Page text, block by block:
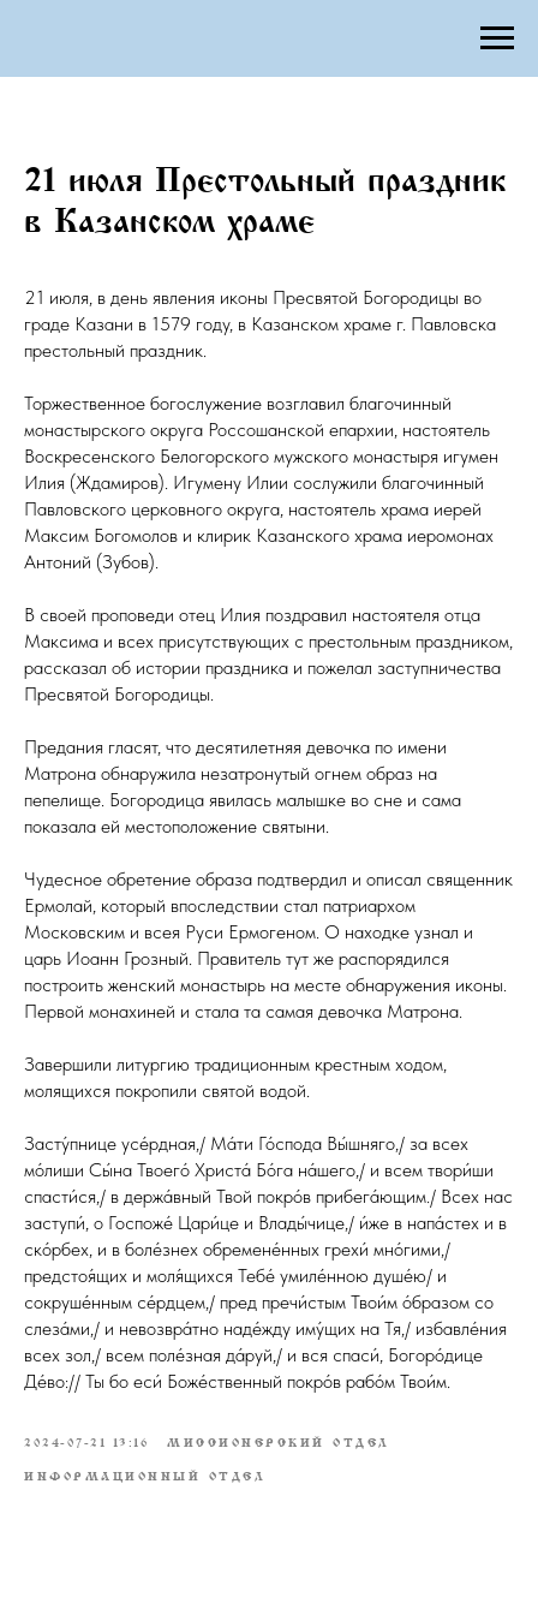
21 июля Престольный праздник
в Казанском храме
21 июля, в день явления иконы Пресвятой Богородицы во
граде Казани в 1579 году, в Казанском храме г. Павловска
престольный праздник.
Торжественное богослужение возглавил благочинный
монастырского округа Россошанской епархии, настоятель
Воскресенского Белогорского мужского монастыря игумен
Илия (Ждамиров). Игумену Илии сослужили благочинный
Павловского церковного округа, настоятель храма иерей
Максим Богомолов и клирик Казанского храма иеромонах
Антоний (Зубов).
В своей проповеди отец Илия поздравил настоятеля отца
Максима и всех присутствующих с престольным праздником,
рассказал об истории праздника и пожелал заступничества
Пресвятой Богородицы.
Предания гласят, что десятилетняя девочка по имени
Матрона обнаружила незатронутый огнем образ на
пепелище. Богородица явилась малышке во сне и сама
показала ей местоположение святыни.
Чудесное обретение образа подтвердил и описал священник
Ермолай, который впоследствии стал патриархом
Московским и всея Руси Ермогеном. О находке узнал и
царь Иоанн Грозный. Правитель тут же распорядился
построить женский монастырь на месте обнаружения иконы.
Первой монахиней и стала та самая девочка Матрона.
Завершили литургию традиционным крестным ходом,
молящихся покропили святой водой.
Засту́пнице усе́рдная,/ Ма́ти Го́спода Вы́шняго,/ за всех
мо́лиши Сы́на Твоего́ Христа́ Бо́га на́шего,/ и всем твори́ши
спасти́ся,/ в держа́вный Твой покро́в прибега́ющим./ Всех нас
заступи́, о Госпоже́ Цари́це и Влады́чице,/ и́же в напа́стех и в
ско́рбех, и в боле́знех обремене́нных грехи́ мно́гими,/
предстоя́щих и моля́щихся Тебе́ умиле́нною душе́ю/ и
сокруше́нным се́рдцем,/ пред пречи́стым Твои́м о́бразом со
слеза́ми,/ и невозвра́тно наде́жду иму́щих на Тя,/ избавле́ния
всех зол,/ всем поле́зная да́руй,/ и вся спаси́, Богоро́дице
Де́во:// Ты бо еси́ Боже́ственный покро́в рабо́м Твои́м.
2024-07-21 13:16 МИССИОНЕРСКИЙ ОТДЕЛ
ИНФОРМАЦИОННЫЙ ОТДЕЛ